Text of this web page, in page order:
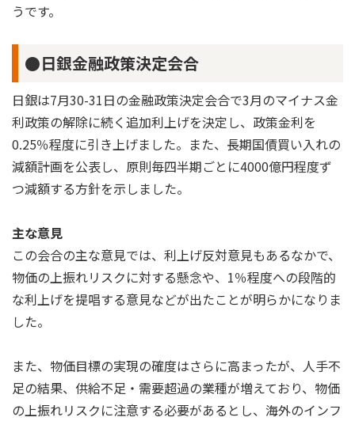
うです。
●日銀金融政策決定会合
日銀は7月30-31日の金融政策決定会合で3月のマイナス金
利政策の解除に続く追加利上げを決定し、政策金利を
0.25％程度に引き上げました。また、長期国債買い入れの
減額計画を公表し、原則毎四半期ごとに4000億円程度ず
つ減額する方針を示しました。
主な意見
この会合の主な意見では、利上げ反対意見もあるなかで、
物価の上振れリスクに対する懸念や、1％程度への段階的
な利上げを提唱する意見などが出たことが明らかになりま
した。
また、物価目標の実現の確度はさらに高まったが、人手不
足の結果、供給不足・需要超過の業種が増えており、物価
の上振れリスクに注意する必要があるとし、海外のインフ